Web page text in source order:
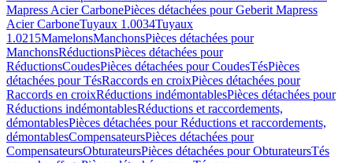
Mapress Acier CarbonePièces détachées pour Geberit Mapress
Acier CarboneTuyaux 1.0034Tuyaux
1.0215MamelonsManchonsPièces détachées pour
ManchonsRéductionsPièces détachées pour
RéductionsCoudesPièces détachées pour CoudesTésPièces
détachées pour TésRaccords en croixPièces détachées pour
Raccords en croixRéductions indémontablesPièces détachées pour
Réductions indémontablesRéductions et raccordements,
démontablesPièces détachées pour Réductions et raccordements,
démontablesCompensateursPièces détachées pour
CompensateursObturateursPièces détachées pour ObturateursTés